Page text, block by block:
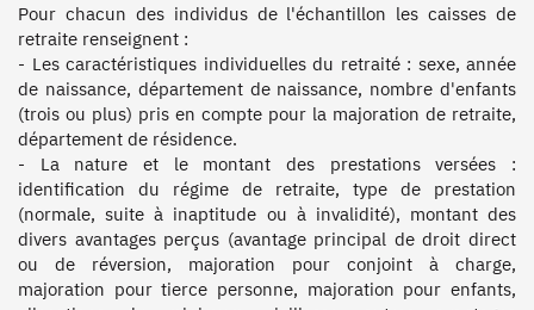
Pour chacun des individus de l'échantillon les caisses de
retraite renseignent :
- Les caractéristiques individuelles du retraité : sexe, année
de naissance, département de naissance, nombre d'enfants
(trois ou plus) pris en compte pour la majoration de retraite,
département de résidence.
- La nature et le montant des prestations versées :
identification du régime de retraite, type de prestation
(normale, suite à inaptitude ou à invalidité), montant des
divers avantages perçus (avantage principal de droit direct
ou de réversion, majoration pour conjoint à charge,
majoration pour tierce personne, majoration pour enfants,